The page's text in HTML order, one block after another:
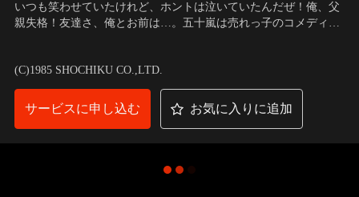
いつも笑わせていたけれど、ホントは泣いていたんだぜ！俺、父
親失格！友達さ、俺とお前は…。五十嵐は売れっ子のコメディア
いることを知り、五十嵐は健の母がいるオーストラリア行きを決
意する。
(C)1985 SHOCHIKU CO.,LTD.
サービスに申し込む お気に入りに追加